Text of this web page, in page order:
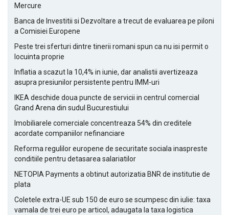
Mercure
Banca de Investitii si Dezvoltare a trecut de evaluarea pe piloni
a Comisiei Europene
Peste trei sferturi dintre tinerii romani spun ca nu isi permit o
locuinta proprie
Inflatia a scazut la 10,4% in iunie, dar analistii avertizeaza
asupra presiunilor persistente pentru IMM-uri
IKEA deschide doua puncte de servicii in centrul comercial
Grand Arena din sudul Bucurestiului
Imobiliarele comerciale concentreaza 54% din creditele
acordate companiilor nefinanciare
Reforma regulilor europene de securitate sociala inaspreste
conditiile pentru detasarea salariatilor
NETOPIA Payments a obtinut autorizatia BNR de institutie de
plata
Coletele extra-UE sub 150 de euro se scumpesc din iulie: taxa
vamala de trei euro pe articol, adaugata la taxa logistica